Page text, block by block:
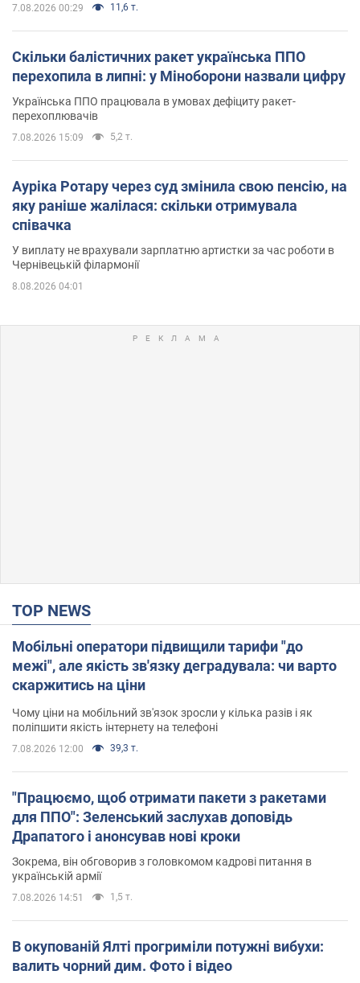
7.08.2026 00:29 11,6 т.
Скільки балістичних ракет українська ППО
перехопила в липні: у Міноборони назвали цифру
Українська ППО працювала в умовах дефіциту ракет-
перехоплювачів
7.08.2026 15:09 5,2 т.
Ауріка Ротару через суд змінила свою пенсію, на
яку раніше жалілася: скільки отримувала
співачка
У виплату не врахували зарплатню артистки за час роботи в
Чернівецькій філармонії
8.08.2026 04:01
TOP NEWS
Мобільні оператори підвищили тарифи "до
межі", але якість зв'язку деградувала: чи варто
скаржитись на ціни
Чому ціни на мобільний зв'язок зросли у кілька разів і як
поліпшити якість інтернету на телефоні
7.08.2026 12:00 39,3 т.
"Працюємо, щоб отримати пакети з ракетами
для ППО": Зеленський заслухав доповідь
Драпатого і анонсував нові кроки
Зокрема, він обговорив з головкомом кадрові питання в
українській армії
7.08.2026 14:51 1,5 т.
В окупованій Ялті прогриміли потужні вибухи:
валить чорний дим. Фото і відео